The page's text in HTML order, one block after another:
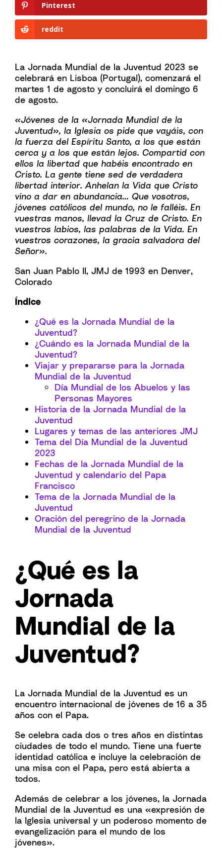
Pinterest
reddit
La Jornada Mundial de la Juventud 2023 se
celebrará en Lisboa (Portugal), comenzará el
martes 1 de agosto y concluirá el domingo 6
de agosto.
«Jóvenes de la «Jornada Mundial de la
Juventud», la Iglesia os pide que vayáis, con
la fuerza del Espíritu Santo, a los que están
cerca y a los que están lejos. Compartid con
ellos la libertad que habéis encontrado en
Cristo. La gente tiene sed de verdadera
libertad interior. Anhelan la Vida que Cristo
vino a dar en abundancia… Que vosotros,
jóvenes católicos del mundo, no le falléis. En
vuestras manos, llevad la Cruz de Cristo. En
vuestros labios, las palabras de la Vida. En
vuestros corazones, la gracia salvadora del
Señor».
San Juan Pablo II, JMJ de 1993 en Denver,
Colorado
Índice
¿Qué es la Jornada Mundial de la
Juventud?
¿Cuándo es la Jornada Mundial de la
Juventud?
Viajar y prepararse para la Jornada
Mundial de la Juventud
Día Mundial de los Abuelos y las
Personas Mayores
Historia de la Jornada Mundial de la
Juventud
Lugares y temas de las anteriores JMJ
Tema del Día Mundial de la Juventud
2023
Fechas de la Jornada Mundial de la
Juventud y calendario del Papa
Francisco
Tema de la Jornada Mundial de la
Juventud
Oración del peregrino de la Jornada
Mundial de la Juventud
¿Qué es la
Jornada
Mundial de la
Juventud?
La Jornada Mundial de la Juventud es un
encuentro internacional de jóvenes de 16 a 35
años con el Papa.
Se celebra cada dos o tres años en distintas
ciudades de todo el mundo. Tiene una fuerte
identidad católica e incluye la celebración de
una misa con el Papa, pero está abierta a
todos.
Además de celebrar a los jóvenes, la Jornada
Mundial de la Juventud es una «expresión de
la Iglesia universal y un poderoso momento de
evangelización para el mundo de los
jóvenes».